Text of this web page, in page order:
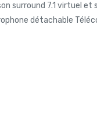
surround 7.1 virtuel
détachable